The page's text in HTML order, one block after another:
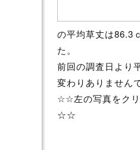
の平均草丈は86.3
た。
前回の調査日より
変わりありません
☆☆左の写真をク
☆☆